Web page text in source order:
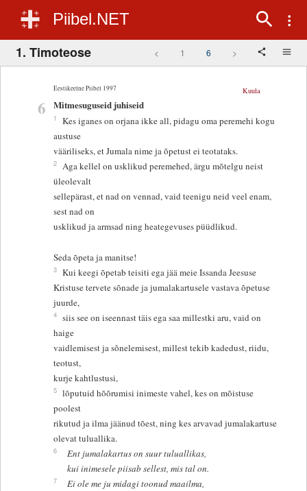
Piibel.NET
1. Timoteose < 1 6 >
Eestikeelne Piibel 1997
6
Kuula
Mitmesuguseid juhiseid
1
Kes iganes on orjana ikke all, pidagu oma peremehi kogu
austuse
vääriliseks, et Jumala nime ja õpetust ei teotataks.
2 Aga kellel on usklikud peremehed, ärgu mõtelgu neist
üleolevalt
sellepärast, et nad on vennad, vaid teenigu neid veel enam,
sest nad on
usklikud ja armsad ning heategevuses püüdlikud.
Seda õpeta ja manitse!
3 Kui keegi õpetab teisiti ega jää meie Issanda Jeesuse
Kristuse tervete sõnade ja jumalakartusele vastava õpetuse
juurde,
4 siis see on iseennast täis ega saa millestki aru, vaid on
haige
vaidlemisest ja sõnelemisest, millest tekib kadedust, riidu,
teotust,
kurje kahtlustusi,
5 lõputuid hõõrumisi inimeste vahel, kes on mõistuse
poolest
rikutud ja ilma jäänud tõest, ning kes arvavad jumalakartuse
olevat tuluallika.
6
Ent jumalakartus on suur tuluallikas,
kui inimesele piisab sellest, mis tal on.
7
Ei ole me ju midagi toonud maailma,